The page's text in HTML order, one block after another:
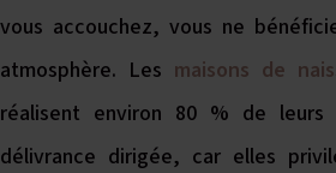
vous accouchez, vous ne
atmosphère. Les maisons de
réalisent environ 80 % de leurs
délivrance dirigée, car elles